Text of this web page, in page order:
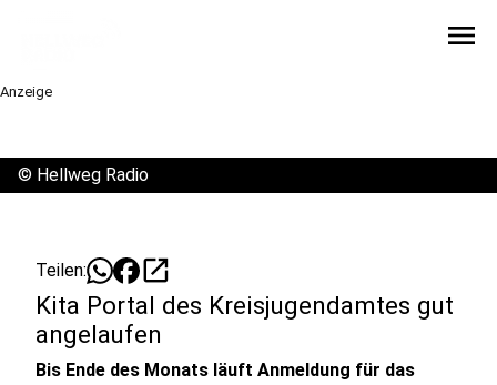
menu
Anzeige
© Hellweg Radio
Teilen: open_in_new
Kita Portal des Kreisjugendamtes gut
angelaufen
Bis Ende des Monats läuft Anmeldung für das